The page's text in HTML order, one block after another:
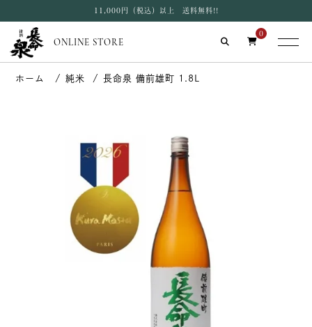
11,000円（税込）以上 送料無料!!
ONLINE STORE
0
純米 長命泉 備前雄町 1.8L